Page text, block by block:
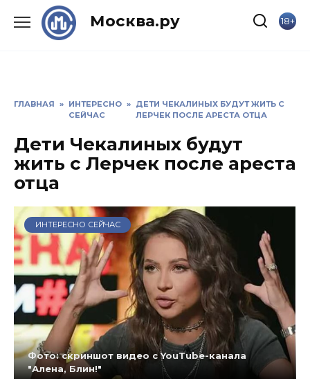
Москва.ру 18+
ГЛАВНАЯ » ИНТЕРЕСНО
СЕЙЧАС
» ДЕТИ ЧЕКАЛИНЫХ БУДУТ ЖИТЬ С
ЛЕРЧЕК ПОСЛЕ АРЕСТА ОТЦА
Дети Чекалиных будут
жить с Лерчек после ареста
отца
ИНТЕРЕСНО СЕЙЧАС
Фото: скриншот видео с YouTube-канала
"Алена, Блин!"